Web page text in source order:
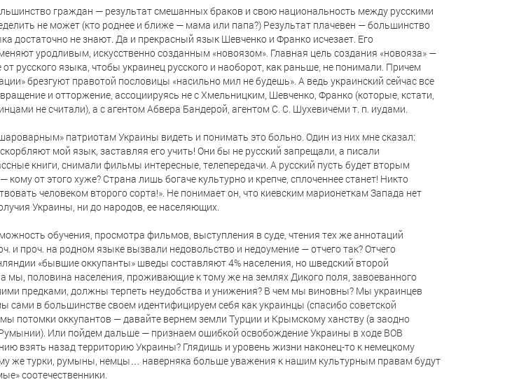
граждан — результат смешанных браков и свою национальность между русскими
не может (кто роднее и ближе — мама или папа?) Результат плачевен — большинство
достаточно не знают. Да и прекрасный язык Шевченко и Франко исчезает. Его
уродливым, искусственно созданным «новоязом». Главная цель создания «новояза» —
русского языка, чтобы украинец русского и наоборот, как раньше, не понимали. Причем
брезгуют правотой пословицы «насильно мил не будешь». А ведь украинский сейчас все
и отторжение, ассоциируясь не с Хмельницким, Шевченко, Франко (которые, кстати,
не считали), а с агентом Абвера Бандерой, агентом С. С. Шухевичеми т. п. иудами.
патриотам Украины видеть и понимать это больно. Один из них мне сказал:
мой язык, заставляя его учить! Они бы не русский запрещали, а писали
книги, снимали фильмы интересные, телепередачи. А русский пусть будет вторым
кому от этого хуже? Страна лишь богаче культурно и крепче, сплоченнее станет! Никто
человеком второго сорта!». Не понимает он, что киевским марионеткам Запада нет
Украины, ни до народов, ее населяющих.
обучения, просмотра фильмов, выступления в суде, чтения тех же аннотаций
и проч. на родном языке вызвали недовольство и недоумение — отчего так? Отчего
«бывшие оккупанты» шведы составляют 4% населения, но шведский второй
мы, половина населения, проживающие к тому же на землях Дикого поля, завоеванного
предками, должны терпеть неудобства и унижения? В чем мы виновны? Мы украинцев
сами в большинстве своем идентифицируем себя как украинцы (спасибо советской
потомки оккупантов — давайте вернем земли Турции и Крымскому ханству (а заодно
Или пойдем дальше — признаем ошибкой освобождение Украины в ходе ВОВ
взять назад территорию Украины? Глядишь и уровень жизни наконец-то к немецкому
же турки, румыны, немцы… наверняка больше уважения к нашим культурным правам будут
соотечественники.